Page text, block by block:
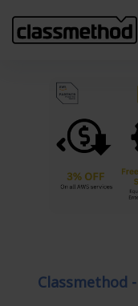
Previous
Classmethod